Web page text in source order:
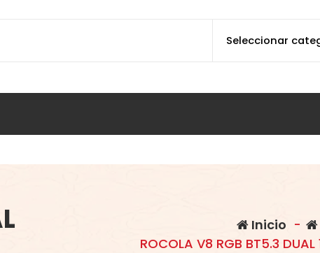
Inicio -
ROCOLA V8 RGB BT5.3 DUAL